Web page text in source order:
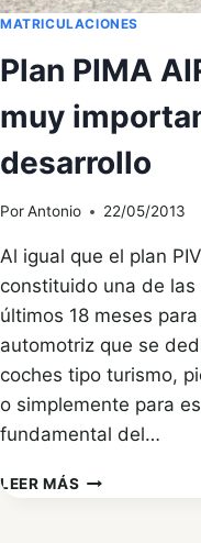
MATRICULACIONES
Plan PIMA
muy
desarrollo
PorAntonio 22/05/2013
Al igual que el plan
constituido una de
últimos 18 meses
automotriz que se
coches tipo turismo,
o simplemente para
fundamental del…
LEER MÁS PLAN